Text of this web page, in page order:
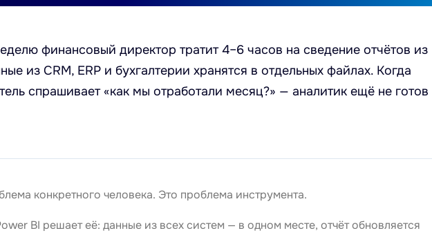
финансовый директор тратит 4–6 часов на сведение отчётов из
из CRM, ERP и бухгалтерии хранятся в отдельных файлах. Когда
спрашивает «как мы отработали месяц?» — аналитик ещё не готов
конкретного человека. Это проблема инструмента.
BI решает её: данные из всех систем — в одном месте, отчёт обновляется